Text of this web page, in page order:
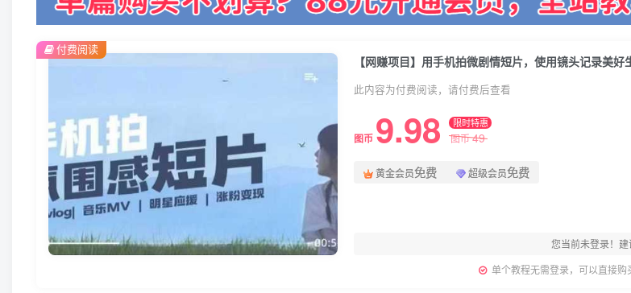
此内容为付费阅读，请付费后查看
图币 9.98 限时特惠
图币49
黄金会员免费 超级会员免费
您当前未登录！
单个教程无需登录，可以直接购
付费阅读